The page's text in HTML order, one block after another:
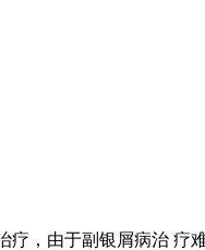
，由于副银屑病治 疗